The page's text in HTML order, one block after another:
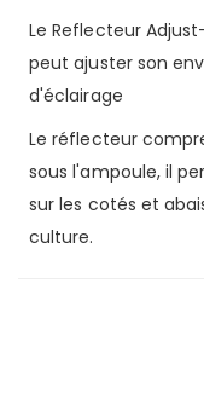
Le Reflecteur
peut ajuster son
d'éclairage
Le réflecteur
sous l'ampoule, il
sur les cotés et
culture.